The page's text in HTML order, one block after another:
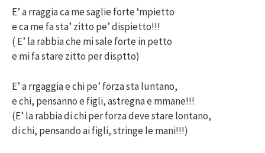
E’ a rraggia ca me saglie forte ‘mpietto
e ca me fa sta’ zitto pe’ dispietto!!!
( E’ la rabbia che mi sale forte in petto
e mi fa stare zitto per disptto)
E’ a rrgaggia e chi pe’ forza sta luntano,
e chi, pensanno e figli, astregna e mmane!!!
(E’ la rabbia di chi per forza deve stare lontano,
di chi, pensando ai figli, stringe le mani!!!)